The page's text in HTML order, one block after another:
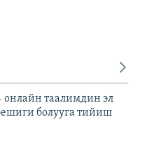
онлайн таалимдин эл
болууга тийиш